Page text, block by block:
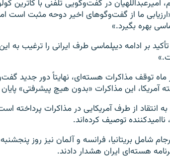
امیرعبداللهیان در گفت‌وگویی تلفنی با کاترین
ما از گفت‌وگوهای اخیر دوحه مثبت است
بهره بگیرد.»
بر ادامه دیپلماسی طرف ایرانی را ترغیب به
ماه توقف مذاکرات هسته‌ای، نهایتاً دور جدید
آمریکا، این مذاکرات «بدون هیچ پیشرفتی»
انتقاد از طرف آمریکایی در مذاکرات پرداخته
توصیف کرده‌اند.
هسته‌ای ایران هشدار دادند.